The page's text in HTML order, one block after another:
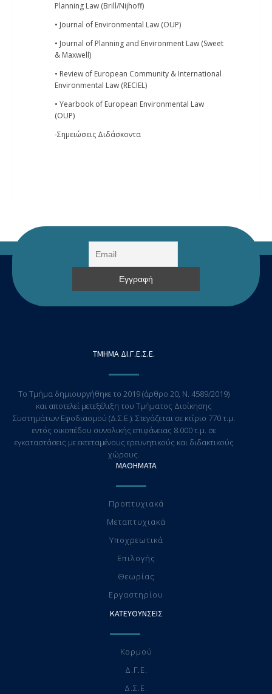
Planning Law (Brill/Nijhoff)
• Journal of Environmental Law (OUP)
• Journal of Planning and Environment Law (Sweet
& Maxwell)
• Review of European Community & International
Environmental Law (RECIEL)
• Yearbook of European Environmental Law
(OUP)
-Σημειώσεις Διδάσκοντα
ΤΜΗΜΑ ΔΙ.Γ.Ε.Σ.Ε.
Το Τμήμα δημιουργήθηκε το 2019 (άρθρο 20, Ν. 4589/2019)
και αποτελεί μετεξέλιξη του Τμήματος Διοίκησης
Συστημάτων Εφοδιασμού (Δ.Σ.Ε.). Στεγάζεται σε κτίριο 770 τ.μ.
εντός οικοπέδου συνολικής επιφάνειας 8.000 τ.μ. σε
εγκαταστάσεις με εκτεταμένους ερευνητικούς και διδακτικούς
χώρους.
ΜΑΘΗΜΑΤΑ
Προπτυχιακά
Μεταπτυχιακά
Υποχρεωτικά
Επιλογής
Θεωρίας
Eργαστηρίου
ΚΑΤΕΥΘΥΝΣΕΙΣ
Κορμού
Δ.Γ.Ε.
Δ.Σ.Ε.